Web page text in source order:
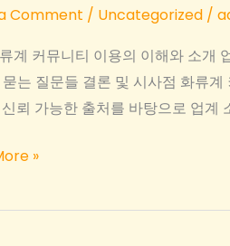
Comment / Uncategorized /
계 커뮤니티 이용의 이해와 소개
는 질문들 결론 및 시사점 화류
뢰 가능한 출처를 바탕으로 업계
»